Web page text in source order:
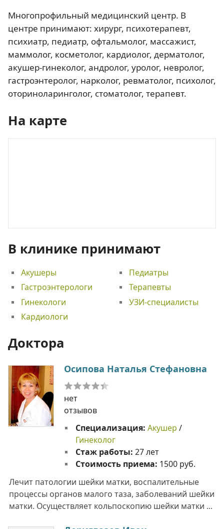
Многопрофильный медицинский центр. В
центре принимают: хирург, психотерапевт,
психиатр, педиатр, офтальмолог, массажист,
маммолог, косметолог, кардиолог, дерматолог,
акушер-гинеколог, андролог, уролог, невролог,
гастроэнтеролог, нарколог, ревматолог, психолог,
оториноларинголог, стоматолог, терапевт.
На карте
В клинике принимают
Акушеры
Гастроэнтерологи
Гинекологи
Кардиологи
Педиатры
Терапевты
УЗИ-специалисты
Доктора
Осипова Наталья Стефановна
нет
отзывов
Специализация: Акушер /
Гинеколог
Стаж работы: 27 лет
Стоимость приема: 1500 руб.
Лечит патологии шейки матки, воспалительные
процессы органов малого таза, заболеваний шейки
матки. Осуществляет кольпоскопию шейки матки ...